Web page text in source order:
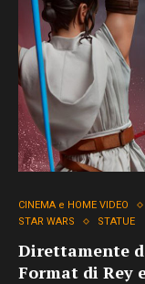
CINEMA e HOME VIDEO
STAR WARS
STATUE
Direttamente
Format di Rey